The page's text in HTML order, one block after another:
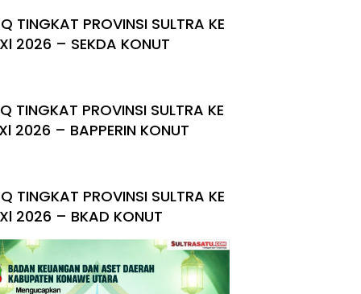
TINGKAT PROVINSI SULTRA KE
2026 – SEKDA KONUT
TINGKAT PROVINSI SULTRA KE
2026 – BAPPERIN KONUT
TINGKAT PROVINSI SULTRA KE
2026 – BKAD KONUT